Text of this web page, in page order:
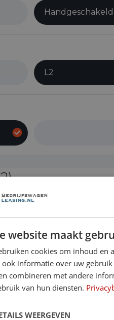
Handgeschakeld
L2
website maakt
cookies om inhoud en
ook informatie over uw
combineren met andere
van hun diensten.
WEERGEVEN